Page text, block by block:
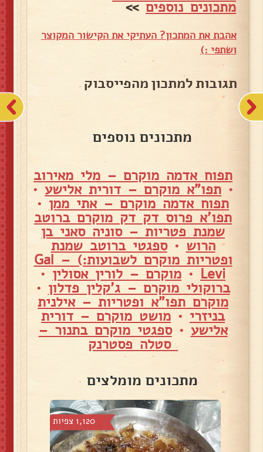
מתכונים נוספים>>
אהבת את המתכון? העתיקי את הקישור המקוצר
ושתפי :)
תגובות למתכון מהפייסבוק
מתכונים נוספים
תפוח אדמה מוקרם – מלי מאירוב
• תפו"א מוקרם – דורית אלישע•
תפוח אדמה מוקרם – אתי ממן •
תפו'א פרוס דק דק מוקרם ברוטב
שמנת פטריות – סוניה סאני בן
הרוש •ספגטי ברוטב שמנת
ופטריות מוקרם לשבועות:) – Gal
Levi
• מוקרם – לורין אסולין •
ברוקולי מוקרם – ג'קלין פדלון •
מוקרם תפו"א ופטריות – אילנית
בניזרי • מושט מוקרם – דורית
אלישע •ספגטי מוקרם בתנור –
סטלה פסטרנק
מתכונים מומלצים
1,120 צפיות